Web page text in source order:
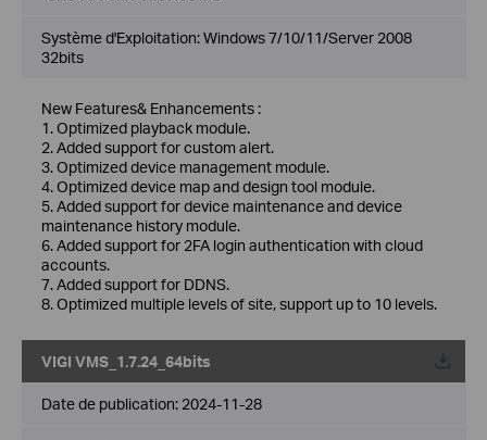
Système d'Exploitation: Windows 7/10/11/Server 2008
32bits
New Features& Enhancements :
1. Optimized playback module.
2. Added support for custom alert.
3. Optimized device management module.
4. Optimized device map and design tool module.
5. Added support for device maintenance and device
maintenance history module.
6. Added support for 2FA login authentication with cloud
accounts.
7. Added support for DDNS.
8. Optimized multiple levels of site, support up to 10 levels.
VIGI VMS_1.7.24_64bits
Date de publication: 2024-11-28